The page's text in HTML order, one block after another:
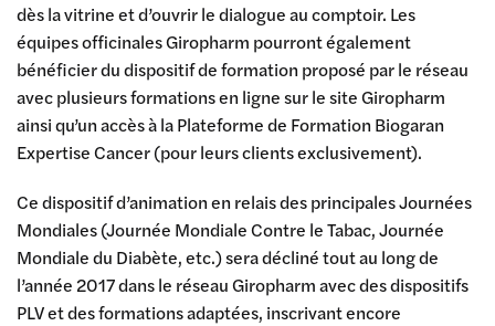
dès la vitrine et d’ouvrir le dialogue au comptoir. Les
équipes officinales Giropharm pourront également
bénéficier du dispositif de formation proposé par le réseau
avec plusieurs formations en ligne sur le site Giropharm
ainsi qu’un accès à la Plateforme de Formation Biogaran
Expertise Cancer (pour leurs clients exclusivement).
Ce dispositif d’animation en relais des principales Journées
Mondiales (Journée Mondiale Contre le Tabac, Journée
Mondiale du Diabète, etc.) sera décliné tout au long de
l’année 2017 dans le réseau Giropharm avec des dispositifs
PLV et des formations adaptées, inscrivant encore